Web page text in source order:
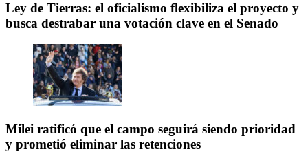
Ley de Tierras: el oficialismo flexibiliza el proyecto y
busca destrabar una votación clave en el Senado
Milei ratificó que el campo seguirá siendo prioridad
y prometió eliminar las retenciones